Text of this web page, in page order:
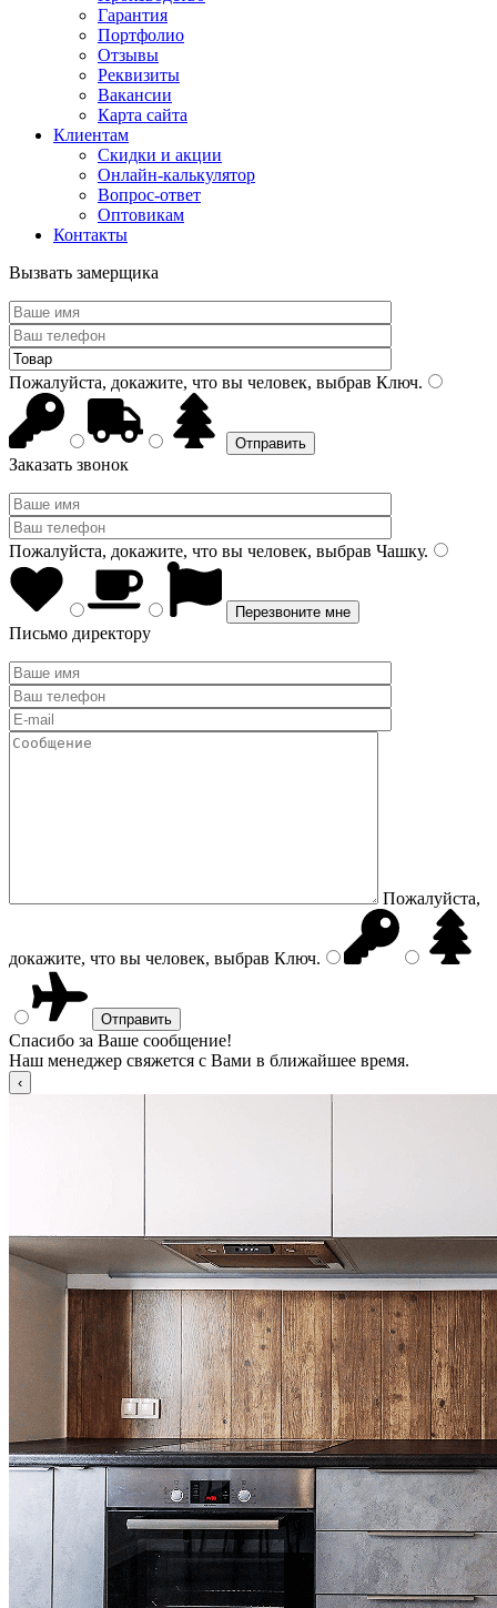
Гарантия
Портфолио
Отзывы
Реквизиты
Вакансии
Карта сайта
Клиентам
Скидки и акции
Онлайн-калькулятор
Вопрос-ответ
Оптовикам
Контакты
Вызвать замерщика
Пожалуйста, докажите, что вы человек, выбрав Ключ.
Заказать звонок
Пожалуйста, докажите, что вы человек, выбрав Чашку.
Письмо директору
Пожалуйста,
докажите, что вы человек, выбрав Ключ.
Спасибо за Ваше сообщение!
Наш менеджер свяжется с Вами в ближайшее время.